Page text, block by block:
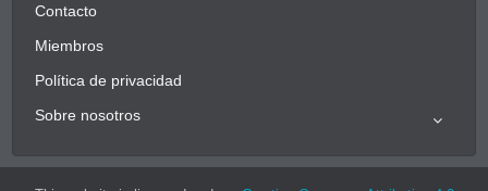
Contacto
Miembros
Política de privacidad
Sobre nosotros